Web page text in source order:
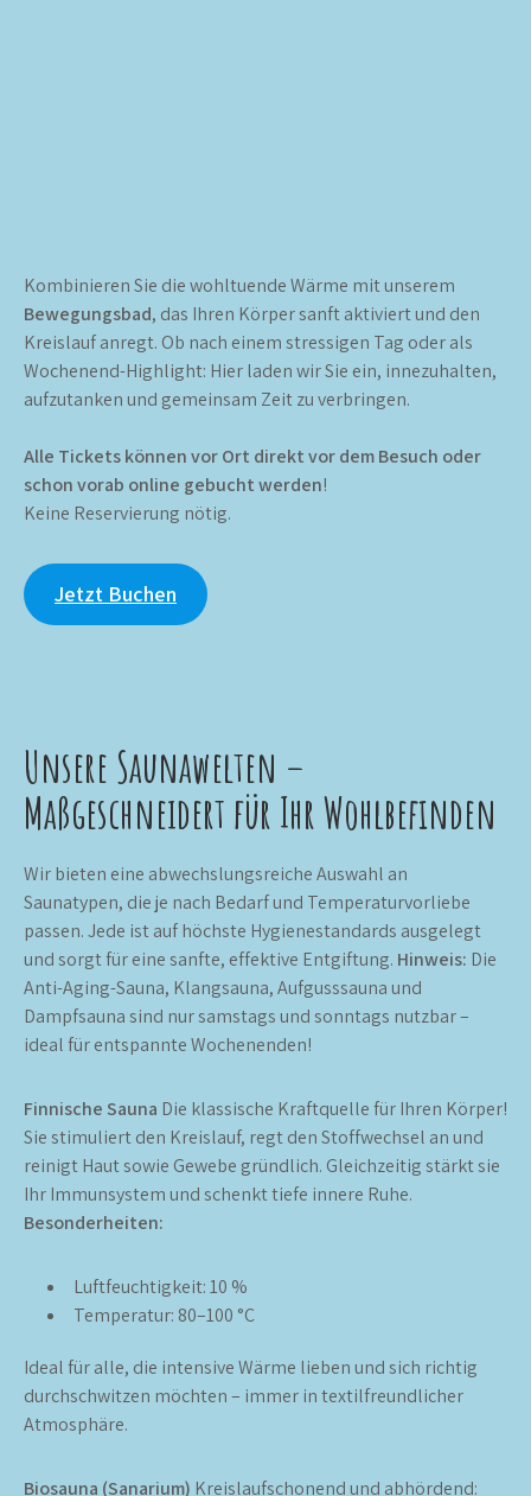
Kombinieren Sie die wohltuende Wärme mit unserem
Bewegungsbad, das Ihren Körper sanft aktiviert und den
Kreislauf anregt. Ob nach einem stressigen Tag oder als
Wochenend-Highlight: Hier laden wir Sie ein, innezuhalten,
aufzutanken und gemeinsam Zeit zu verbringen.
Alle Tickets können vor Ort direkt vor dem Besuch oder
schon vorab online gebucht werden!
Keine Reservierung nötig.
Jetzt Buchen
Unsere Saunawelten –
Maßgeschneidert für Ihr Wohlbefinden
Wir bieten eine abwechslungsreiche Auswahl an
Saunatypen, die je nach Bedarf und Temperaturvorliebe
passen. Jede ist auf höchste Hygienestandards ausgelegt
und sorgt für eine sanfte, effektive Entgiftung. Hinweis: Die
Anti-Aging-Sauna, Klangsauna, Aufgusssauna und
Dampfsauna sind nur samstags und sonntags nutzbar –
ideal für entspannte Wochenenden!
Finnische Sauna Die klassische Kraftquelle für Ihren Körper!
Sie stimuliert den Kreislauf, regt den Stoffwechsel an und
reinigt Haut sowie Gewebe gründlich. Gleichzeitig stärkt sie
Ihr Immunsystem und schenkt tiefe innere Ruhe.
Besonderheiten:
Luftfeuchtigkeit: 10 %
Temperatur: 80–100 °C
Ideal für alle, die intensive Wärme lieben und sich richtig
durchschwitzen möchten – immer in textilfreundlicher
Atmosphäre.
Biosauna (Sanarium) Kreislaufschonend und abhördend: